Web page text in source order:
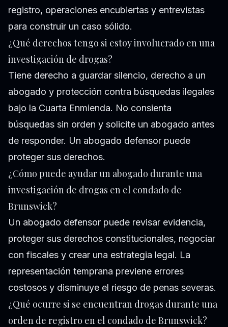
registro, operaciones encubiertas y entrevistas
para construir un caso sólido.
¿Qué derechos tengo si estoy involucrado en una
investigación de drogas?
Tiene derecho a guardar silencio, derecho a un
abogado y protección contra búsquedas ilegales
bajo la Cuarta Enmienda. No consienta
búsquedas sin orden y solicite un abogado antes
de responder. Un abogado defensor puede
proteger sus derechos.
¿Cómo puede ayudar un abogado durante una
investigación de drogas en el condado de
Brunswick?
Un abogado defensor puede revisar evidencia,
proteger sus derechos constitucionales, negociar
con fiscales y crear una estrategia legal. La
representación temprana previene errores
costosos y disminuye el riesgo de penas severas.
¿Qué ocurre si se encuentran drogas durante una
orden de registro en el condado de Brunswick?